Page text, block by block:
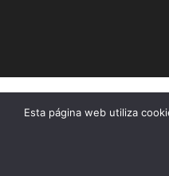
Esta página web utiliza